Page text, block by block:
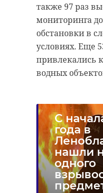
также 97 раз
мониторинга
обстановки в
условиях. Еще
привлекались
водных
С
года в
нашли
одного